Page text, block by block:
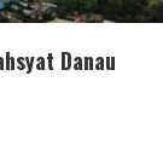
Danau